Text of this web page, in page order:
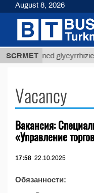
SCRMET
Unrefined glycyrrhizic
Vacancy
Вакансия:
«Управление
17:58 22.10.2025
Обязанности:
August 8, 2026